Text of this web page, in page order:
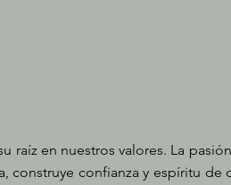
raíz en nuestros valores. La
construye confianza y espíritu de